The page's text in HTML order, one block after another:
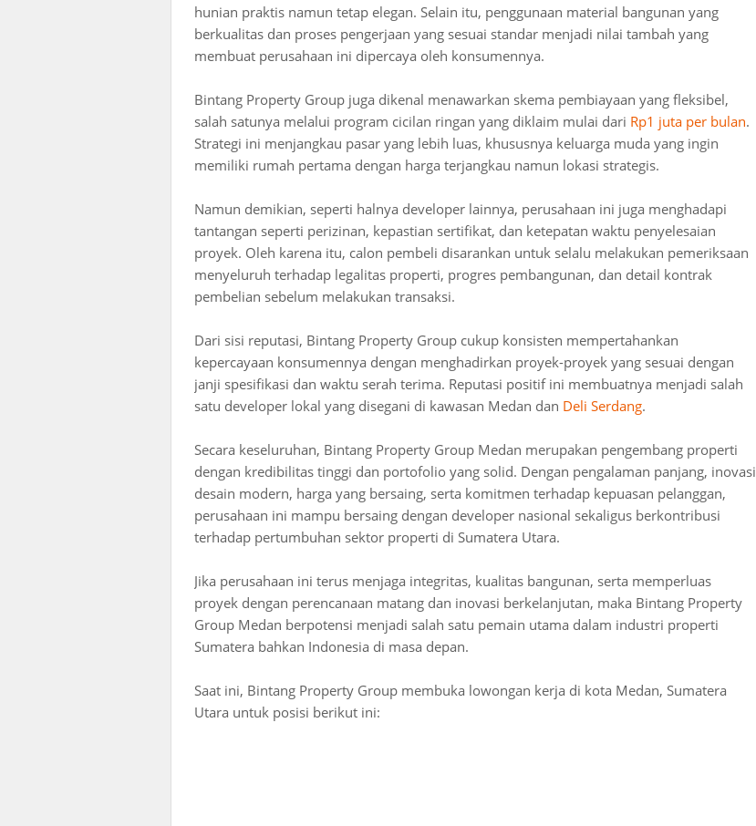
hunian praktis namun tetap elegan. Selain itu, penggunaan material bangunan yang
berkualitas dan proses pengerjaan yang sesuai standar menjadi nilai tambah yang
membuat perusahaan ini dipercaya oleh konsumennya.
Bintang Property Group juga dikenal menawarkan skema pembiayaan yang fleksibel,
salah satunya melalui program cicilan ringan yang diklaim mulai dari Rp1 juta per bulan.
Strategi ini menjangkau pasar yang lebih luas, khususnya keluarga muda yang ingin
memiliki rumah pertama dengan harga terjangkau namun lokasi strategis.
Namun demikian, seperti halnya developer lainnya, perusahaan ini juga menghadapi
tantangan seperti perizinan, kepastian sertifikat, dan ketepatan waktu penyelesaian
proyek. Oleh karena itu, calon pembeli disarankan untuk selalu melakukan pemeriksaan
menyeluruh terhadap legalitas properti, progres pembangunan, dan detail kontrak
pembelian sebelum melakukan transaksi.
Dari sisi reputasi, Bintang Property Group cukup konsisten mempertahankan
kepercayaan konsumennya dengan menghadirkan proyek-proyek yang sesuai dengan
janji spesifikasi dan waktu serah terima. Reputasi positif ini membuatnya menjadi salah
satu developer lokal yang disegani di kawasan Medan dan Deli Serdang.
Secara keseluruhan, Bintang Property Group Medan merupakan pengembang properti
dengan kredibilitas tinggi dan portofolio yang solid. Dengan pengalaman panjang, inovasi
desain modern, harga yang bersaing, serta komitmen terhadap kepuasan pelanggan,
perusahaan ini mampu bersaing dengan developer nasional sekaligus berkontribusi
terhadap pertumbuhan sektor properti di Sumatera Utara.
Jika perusahaan ini terus menjaga integritas, kualitas bangunan, serta memperluas
proyek dengan perencanaan matang dan inovasi berkelanjutan, maka Bintang Property
Group Medan berpotensi menjadi salah satu pemain utama dalam industri properti
Sumatera bahkan Indonesia di masa depan.
Saat ini, Bintang Property Group membuka lowongan kerja di kota Medan, Sumatera
Utara untuk posisi berikut ini: